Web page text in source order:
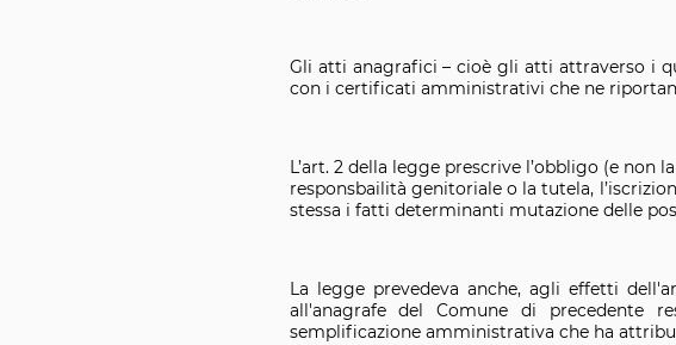
Gli atti anagrafici – cioè gli atti attraverso i
con i certificati amministrativi che ne
L’art. 2 della legge prescrive l’obbligo (e non
responsbailità genitoriale o la tutela,
stessa i fatti determinanti mutazione delle
La legge prevedeva anche, agli effetti
all'anagrafe del Comune di precedente
semplificazione amministrativa che ha